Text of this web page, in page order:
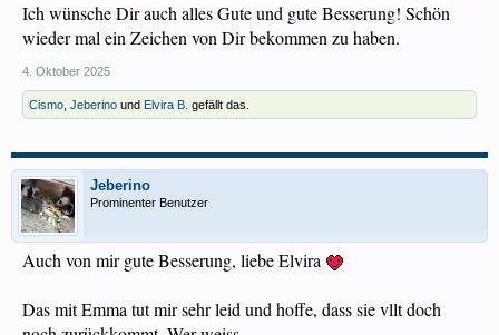
Ich wünsche Dir auch alles Gute und gute Besserung! Schön
wieder mal ein Zeichen von Dir bekommen zu haben.
4. Oktober 2025
Cismo Jeberino und Elvira B. gefällt das.
Jeberino
Prominenter Benutzer
Auch von mir gute Besserung, liebe Elvira
Das mit Emma tut mir sehr leid und hoffe, dass sie vllt doch